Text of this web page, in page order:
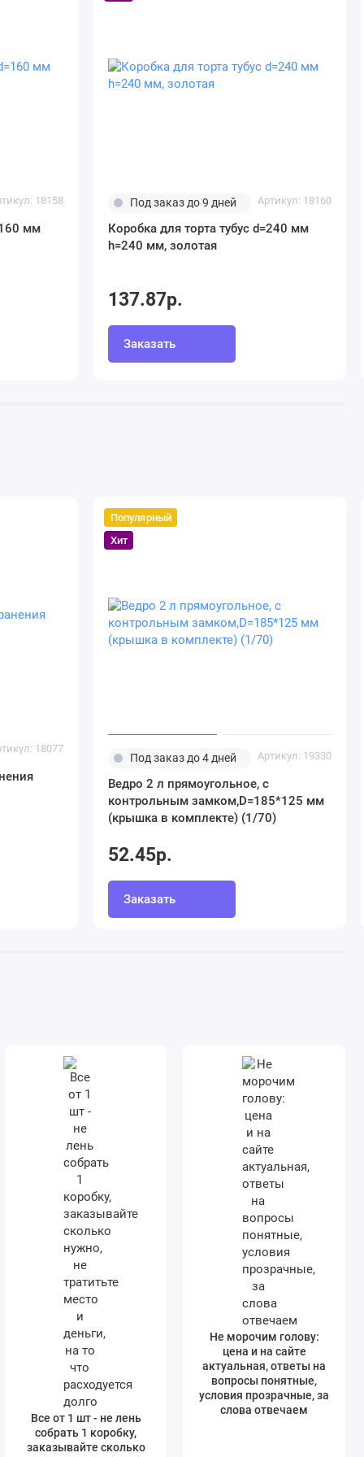
18158
мм
Под заказ до 9 дней Артикул: 18160
Коробка для торта тубус d=240 мм
h=240 мм, золотая
137.87р.
Заказать
18077
Популярный
Хит
Под заказ до 4 дней Артикул: 19330
Ведро 2 л прямоугольное, с
контрольным замком,D=185*125 мм
(крышка в комплекте) (1/70)
52.45р.
Заказать
Все от 1 шт - не лень
собрать 1 коробку,
заказывайте сколько
Не морочим голову:
цена и на сайте
актуальная, ответы на
вопросы понятные,
условия прозрачные, за
слова отвечаем